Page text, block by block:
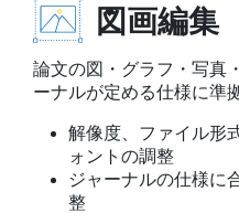
図画編集
論文の図・グラフ・写真
ーナルが定める仕様に準
解像度、ファイル形
ォントの調整
ジャーナルの仕様に
整